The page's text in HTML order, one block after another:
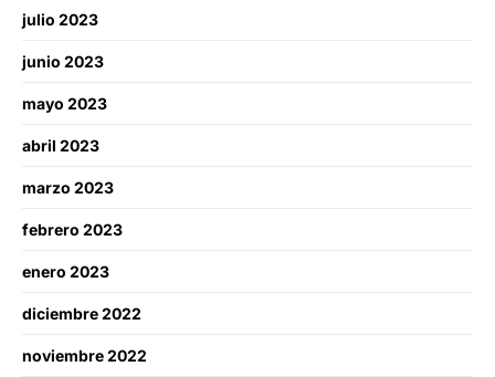
julio 2023
junio 2023
mayo 2023
abril 2023
marzo 2023
febrero 2023
enero 2023
diciembre 2022
noviembre 2022